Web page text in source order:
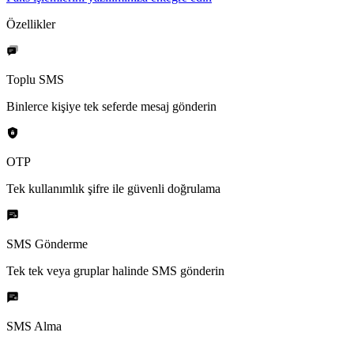
Özellikler
Toplu SMS
Binlerce kişiye tek seferde mesaj gönderin
OTP
Tek kullanımlık şifre ile güvenli doğrulama
SMS Gönderme
Tek tek veya gruplar halinde SMS gönderin
SMS Alma